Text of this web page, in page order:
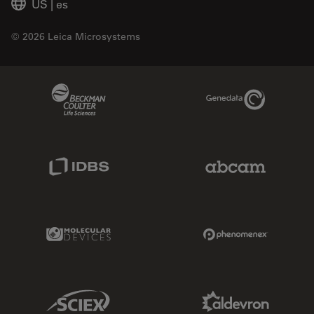
US | es
© 2026 Leica Microsystems
Genedata Link
Molecular Devices Link
Sciex Link